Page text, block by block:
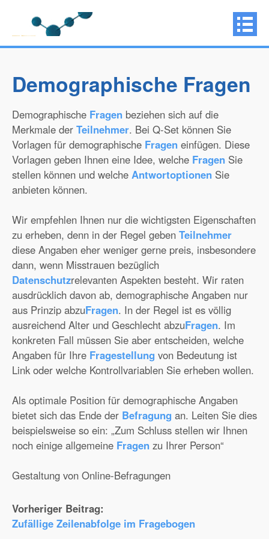
Demographische Fragen
Demographische Fragen beziehen sich auf die
Merkmale der Teilnehmer. Bei Q-Set können Sie
Vorlagen für demographische Fragen einfügen. Diese
Vorlagen geben Ihnen eine Idee, welche Fragen Sie
stellen können und welche Antwortoptionen Sie
anbieten können.
Wir empfehlen Ihnen nur die wichtigsten Eigenschaften
zu erheben, denn in der Regel geben Teilnehmer
diese Angaben eher weniger gerne preis, insbesondere
dann, wenn Misstrauen bezüglich
Datenschutzrelevanten Aspekten besteht. Wir raten
ausdrücklich davon ab, demographische Angaben nur
aus Prinzip abzuFragen. In der Regel ist es völlig
ausreichend Alter und Geschlecht abzuFragen. Im
konkreten Fall müssen Sie aber entscheiden, welche
Angaben für Ihre Fragestellung von Bedeutung ist
Link oder welche Kontrollvariablen Sie erheben wollen.
Als optimale Position für demographische Angaben
bietet sich das Ende der Befragung an. Leiten Sie dies
beispielsweise so ein: „Zum Schluss stellen wir Ihnen
noch einige allgemeine Fragen zu Ihrer Person“
Gestaltung von Online-Befragungen
Vorheriger Beitrag:
Zufällige Zeilenabfolge im Fragebogen